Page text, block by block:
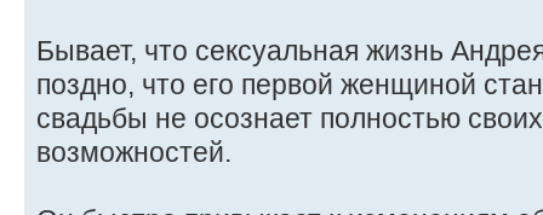
Бывает, что сексуальная жизнь
поздно, что его первой женщиной
свадьбы не осознает полностью
возможностей.